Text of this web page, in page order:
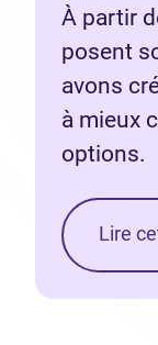
À partir
posent
avons
à mieux
options.
Lire